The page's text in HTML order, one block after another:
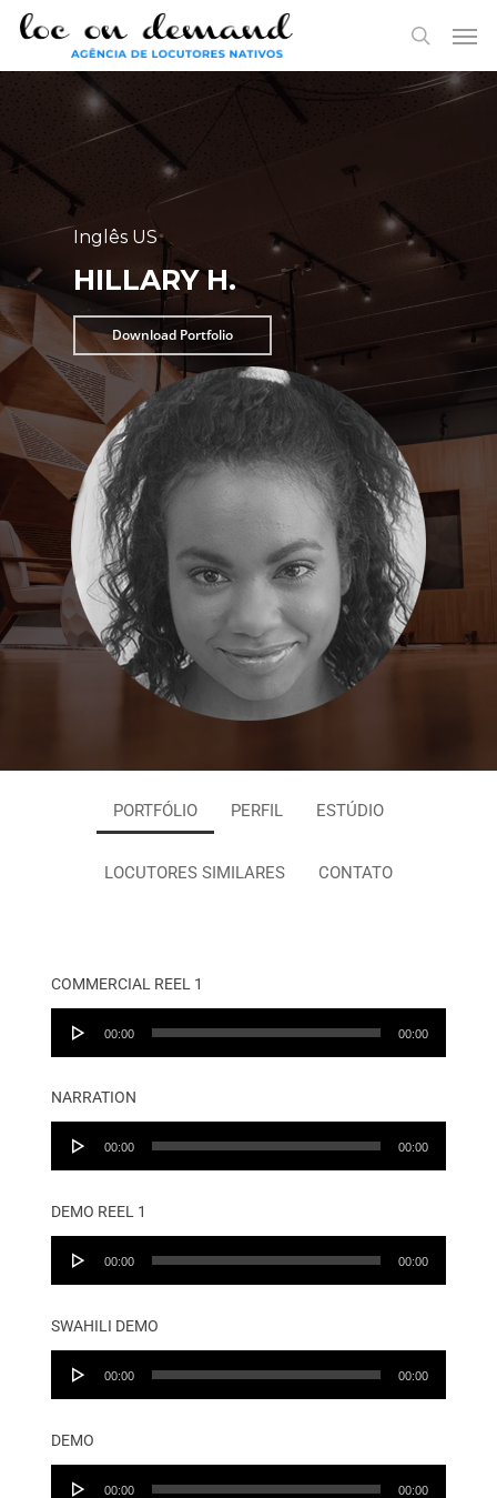
Skip
main
search
Inglês US
HILLARY H.
Download Portfolio
PORTFÓLIO PERFIL ESTÚDIO
LOCUTORES SIMILARES CONTATO
COMMERCIAL REEL 1
Audio
00:00 00:00
NARRATION
Audio
00:00 00:00
DEMO REEL 1
Audio
00:00 00:00
SWAHILI DEMO
Audio
00:00 00:00
DEMO
Audio
00:00 00:00